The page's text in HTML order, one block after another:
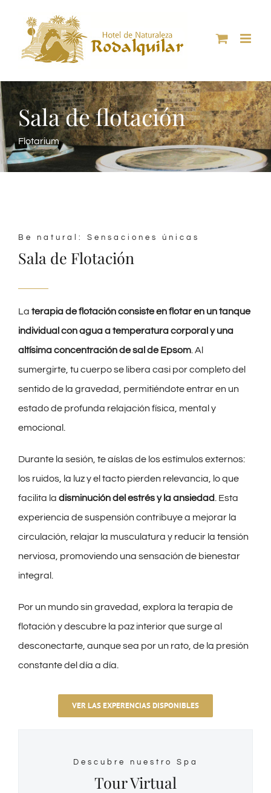
content
Sala de flotación
Flotarium
Be natural: Sensaciones únicas
Sala de Flotación
La terapia de flotación consiste en flotar en un tanque
individual con agua a temperatura corporal y una
altísima concentración de sal de Epsom . Al
sumergirte, tu cuerpo se libera casi por completo del
sentido de la gravedad, permitiéndote entrar en un
estado de profunda relajación física, mental y
emocional.
Durante la sesión, te aíslas de los estímulos externos:
los ruidos, la luz y el tacto pierden relevancia, lo que
facilita la disminución del estrés y la ansiedad . Esta
experiencia de suspensión contribuye a mejorar la
circulación, relajar la musculatura y reducir la tensión
nerviosa, promoviendo una sensación de bienestar
integral.
Por un mundo sin gravedad, explora la terapia de
flotación y descubre la paz interior que surge al
desconectarte, aunque sea por un rato, de la presión
constante del día a día.
VER LAS EXPERENCIAS DISPONIBLES
Descubre nuestro Spa
Tour Virtual